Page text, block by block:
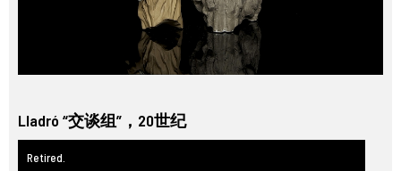
Lladró “交谈组”，20世纪
Retired.